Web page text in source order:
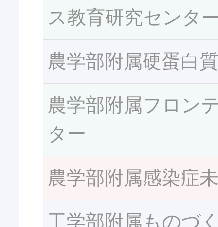
ス教育研究センタ
農学部附属硬蛋白
農学部附属フロン
ター
農学部附属感染症
工学部附属ものづ